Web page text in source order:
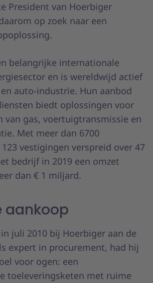
President van Hoerbiger
op zoek naar een
belangrijke internationale
en is wereldwijd actief
auto-industrie. Hun aanbod
biedt oplossingen voor
van gas, voertuigtransmissie en
Met meer dan 6700
vestigingen verspreid over 47
bedrijf in 2019 een omzet
dan € 1 miljard.
aankoop
juli 2010 bij Hoerbiger aan de
expert in procurement, had hij
voor ogen: een
toeleveringsketen met ruime